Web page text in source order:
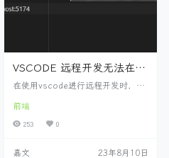
VSCODE 远程开发无法在本
地访问项目的网页
在使用vscode进行远程开发时，可
例 项目运行成功了，提示打开local
host:5173或者其他端口。但是当我
查看端口可以得知5173端口是正常
前端
253 0
嘉文 23年8月10日